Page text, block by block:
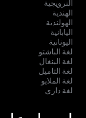
النرويجية
الهندية
الهولندية
اليابانية
اليونانية
لغة الباشتو
لغة البنغال
لغة التاميل
لغة الملايو
لغة داري